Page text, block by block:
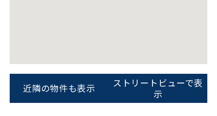
近隣の物件も表示
ストリートビューで表
示